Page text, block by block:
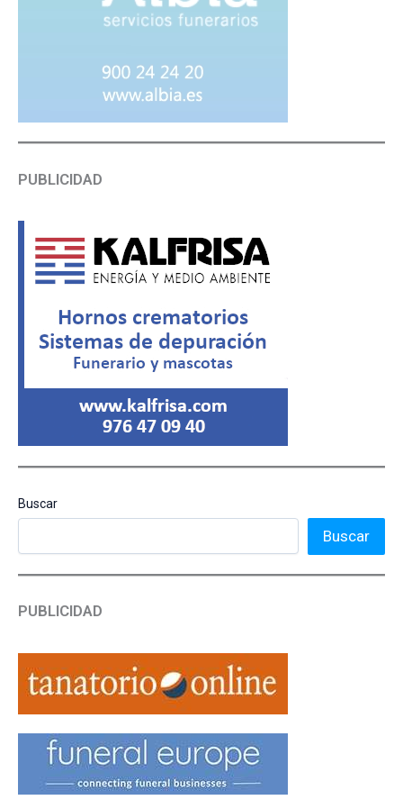
PUBLICIDAD
Buscar
Buscar
PUBLICIDAD